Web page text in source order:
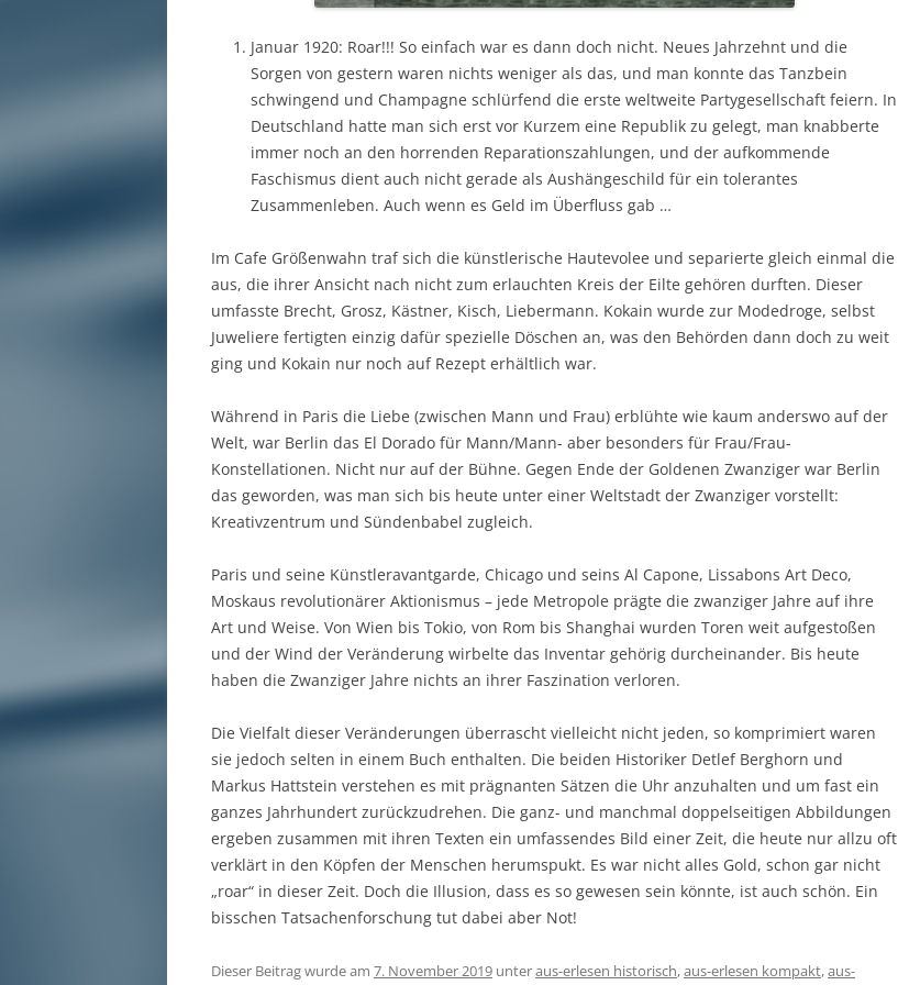
Januar 1920: Roar!!! So einfach war es dann doch nicht. Neues Jahrzehnt und die
Sorgen von gestern waren nichts weniger als das, und man konnte das Tanzbein
schwingend und Champagne schlürfend die erste weltweite Partygesellschaft feiern. In
Deutschland hatte man sich erst vor Kurzem eine Republik zu gelegt, man knabberte
immer noch an den horrenden Reparationszahlungen, und der aufkommende
Faschismus dient auch nicht gerade als Aushängeschild für ein tolerantes
Zusammenleben. Auch wenn es Geld im Überfluss gab …
Im Cafe Größenwahn traf sich die künstlerische Hautevolee und separierte gleich einmal die
aus, die ihrer Ansicht nach nicht zum erlauchten Kreis der Eilte gehören durften. Dieser
umfasste Brecht, Grosz, Kästner, Kisch, Liebermann. Kokain wurde zur Modedroge, selbst
Juweliere fertigten einzig dafür spezielle Döschen an, was den Behörden dann doch zu weit
ging und Kokain nur noch auf Rezept erhältlich war.
Während in Paris die Liebe (zwischen Mann und Frau) erblühte wie kaum anderswo auf der
Welt, war Berlin das El Dorado für Mann/Mann- aber besonders für Frau/Frau-
Konstellationen. Nicht nur auf der Bühne. Gegen Ende der Goldenen Zwanziger war Berlin
das geworden, was man sich bis heute unter einer Weltstadt der Zwanziger vorstellt:
Kreativzentrum und Sündenbabel zugleich.
Paris und seine Künstleravantgarde, Chicago und seins Al Capone, Lissabons Art Deco,
Moskaus revolutionärer Aktionismus – jede Metropole prägte die zwanziger Jahre auf ihre
Art und Weise. Von Wien bis Tokio, von Rom bis Shanghai wurden Toren weit aufgestoßen
und der Wind der Veränderung wirbelte das Inventar gehörig durcheinander. Bis heute
haben die Zwanziger Jahre nichts an ihrer Faszination verloren.
Die Vielfalt dieser Veränderungen überrascht vielleicht nicht jeden, so komprimiert waren
sie jedoch selten in einem Buch enthalten. Die beiden Historiker Detlef Berghorn und
Markus Hattstein verstehen es mit prägnanten Sätzen die Uhr anzuhalten und um fast ein
ganzes Jahrhundert zurückzudrehen. Die ganz- und manchmal doppelseitigen Abbildungen
ergeben zusammen mit ihren Texten ein umfassendes Bild einer Zeit, die heute nur allzu oft
verklärt in den Köpfen der Menschen herumspukt. Es war nicht alles Gold, schon gar nicht
„roar“ in dieser Zeit. Doch die Illusion, dass es so gewesen sein könnte, ist auch schön. Ein
bisschen Tatsachenforschung tut dabei aber Not!
Dieser Beitrag wurde am 7. November 2019 unteraus-erlesen historisch,aus-erlesen kompakt,aus-